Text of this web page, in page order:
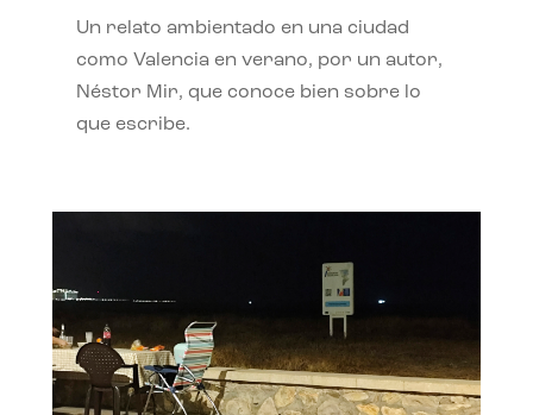
Un relato ambientado en una ciudad
como Valencia en verano, por un autor,
Néstor Mir, que conoce bien sobre lo
que escribe.